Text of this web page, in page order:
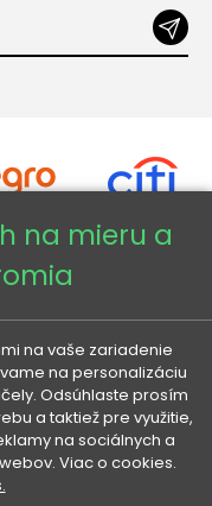
na mieru a
na vaše zariadenie
na personalizáciu
Odsúhlaste prosím
a taktiež pre využitie,
na sociálnych a
Viac o cookies.